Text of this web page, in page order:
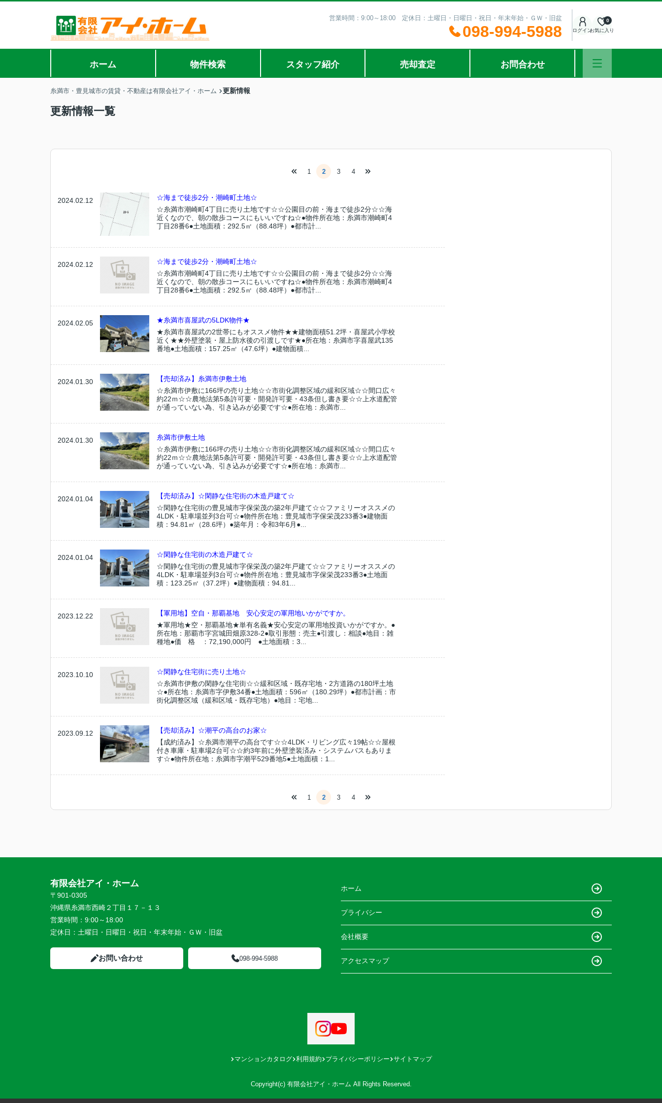
営業時間：9:00～18:00 定休日：土曜日・日曜日・祝日・年末年始・ＧＷ・旧盆
098-994-5988 ログインお気に入り
0
ホーム 物件検索 スタッフ紹介 売却査定 お問合わせ
糸満市・豊見城市の賃貸・不動産は有限会社アイ・ホーム 更新情報
更新情報一覧
1 2 3 4
2024.02.12
☆海まで徒歩2分・潮崎町土地☆
☆糸満市潮崎町4丁目に売り土地です☆☆公園目の前・海まで徒歩2分☆☆海
近くなので、朝の散歩コースにもいいですね☆●物件所在地：糸満市潮崎町4
丁目28番6●土地面積：292.5㎡（88.48坪）●都市計...
2024.02.12
☆海まで徒歩2分・潮崎町土地☆
☆糸満市潮崎町4丁目に売り土地です☆☆公園目の前・海まで徒歩2分☆☆海
近くなので、朝の散歩コースにもいいですね☆●物件所在地：糸満市潮崎町4
丁目28番6●土地面積：292.5㎡（88.48坪）●都市計...
2024.02.05
★糸満市喜屋武の5LDK物件★
★糸満市喜屋武の2世帯にもオススメ物件★★建物面積51.2坪・喜屋武小学校
近く★★外壁塗装・屋上防水後の引渡しです★●所在地：糸満市字喜屋武135
番地●土地面積：157.25㎡（47.6坪）●建物面積...
2024.01.30
【売却済み】糸満市伊敷土地
☆糸満市伊敷に166坪の売り土地☆☆市街化調整区域の緩和区域☆☆間口広々
約22ｍ☆☆農地法第5条許可要・開発許可要・43条但し書き要☆☆上水道配管
が通っていない為、引き込みが必要です☆●所在地：糸満市...
2024.01.30
糸満市伊敷土地
☆糸満市伊敷に166坪の売り土地☆☆市街化調整区域の緩和区域☆☆間口広々
約22ｍ☆☆農地法第5条許可要・開発許可要・43条但し書き要☆☆上水道配管
が通っていない為、引き込みが必要です☆●所在地：糸満市...
2024.01.04
【売却済み】☆閑静な住宅街の木造戸建て☆
☆閑静な住宅街の豊見城市字保栄茂の築2年戸建て☆☆ファミリーオススメの
4LDK・駐車場並列3台可☆●物件所在地：豊見城市字保栄茂233番3●建物面
積：94.81㎡（28.6坪）●築年月：令和3年6月●...
2024.01.04
☆閑静な住宅街の木造戸建て☆
☆閑静な住宅街の豊見城市字保栄茂の築2年戸建て☆☆ファミリーオススメの
4LDK・駐車場並列3台可☆●物件所在地：豊見城市字保栄茂233番3●土地面
積：123.25㎡（37.2坪）●建物面積：94.81...
2023.12.22
【軍用地】空自・那覇基地 安心安定の軍用地いかがですか。
★軍用地★空・那覇基地★単有名義★安心安定の軍用地投資いかがですか。●
所在地：那覇市字宮城田畑原328-2●取引形態：売主●引渡し：相談●地目：雑
種地●価 格 ：72,190,000円 ●土地面積：3...
2023.10.10
☆閑静な住宅街に売り土地☆
☆糸満市伊敷の閑静な住宅街☆☆緩和区域・既存宅地・2方道路の180坪土地
☆●所在地：糸満市字伊敷34番●土地面積：596㎡（180.29坪）●都市計画：市
街化調整区域（緩和区域・既存宅地）●地目：宅地...
2023.09.12
【売却済み】☆潮平の高台のお家☆
【成約済み】☆糸満市潮平の高台です☆☆4LDK・リビング広々19帖☆☆屋根
付き車庫・駐車場2台可☆☆約3年前に外壁塗装済み・システムバスもありま
す☆●物件所在地：糸満市字潮平529番地5●土地面積：1...
1 2 3 4
有限会社アイ・ホーム
〒901-0305
沖縄県糸満市西崎２丁目１７－１３
営業時間： 9:00～18:00
定休日： 土曜日・日曜日・祝日・年末年始・ＧＷ・旧盆
お問い合わせ 098-994-5988
ホーム
プライバシー
会社概要
アクセスマップ
マンションカタログ 利用規約 プライバシーポリシー サイトマップ
Copyright(c) 有限会社アイ・ホーム All Rights Reserved.